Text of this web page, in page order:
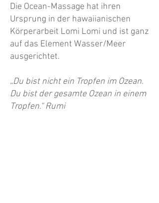
Die Ocean-Massage hat ihren
Ursprung in der hawaiianischen
Körperarbeit Lomi Lomi und ist ganz
auf das Element Wasser/Meer
ausgerichtet.
„Du bist nicht ein Tropfen im Ozean.
Du bist der gesamte Ozean in einem
Tropfen.“ Rumi